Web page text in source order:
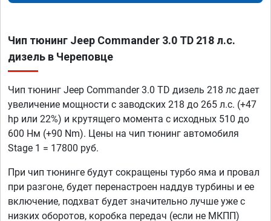
Чип тюнинг Jeep Commander 3.0 TD 218 л.с.
дизель в Череповце
Чип тюнинг Jeep Commander 3.0 TD дизель 218 лс дает
увеличение мощности с заводских 218 до 265 л.с. (+47
hp или 22%) и крутящего момента с исходных 510 до
600 Нм (+90 Nm). Цены на чип тюнинг автомобиля
Stage 1 = 17800 руб.
При чип тюнинге будут сокращены турбо яма и провал
при разгоне, будет перенастроен наддув турбины и ее
включение, подхват будет значительно лучше уже с
низких оборотов, коробка передач (если не МКПП)